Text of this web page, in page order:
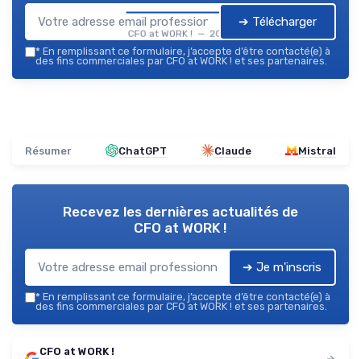
CFO at WORK ! — 2026
➔ Télécharger
* En remplissant ce formulaire, j’accepte d’être contacté(e) à
des fins commerciales par CFO at WORK ! et ses partenaires.
Résumer ChatGPT Claude Mistral
Recevez les dernières actualités de
CFO at WORK !
➔ Je m'inscris
* En remplissant ce formulaire, j’accepte d’être contacté(e) à
des fins commerciales par CFO at WORK ! et ses partenaires.
CFO at WORK !